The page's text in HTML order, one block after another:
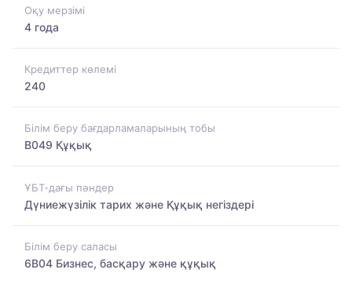
Оқу мерзімі
4 года
Кредиттер көлемі
240
Білім беру бағдарламаларының тобы
B049 Құқық
ҰБТ-дағы пәндер
Дүниежүзілік тарих және Құқық негіздері
Білім беру саласы
6B04 Бизнес, басқару және құқық